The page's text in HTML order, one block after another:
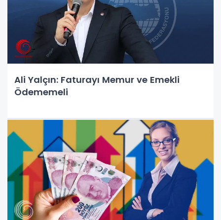
Ali Yalçın: Faturayı Memur ve Emekli
Ödememeli